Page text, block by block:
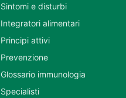
Sintomi e disturbi
Integratori alimentari
Principi attivi
Prevenzione
Glossario immunologia
Specialisti